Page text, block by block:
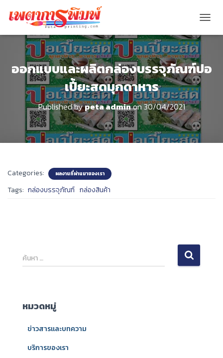
O
E
ออกแบบและผลิตกล่องบรรจุภัณฑ์ปอ
เปี้ยะสดมุกดาหาร
Published bypeta adminon30/04/2021
Categories: ผลงานที่ผ่านมาของเรา
Tags: กล่องบรรจุภัณฑ์ กล่องสินค้า
ค้
น
ห
ค้นหา …
หมวดหมู่
ข่าวสารและบทความ
บริการของเรา